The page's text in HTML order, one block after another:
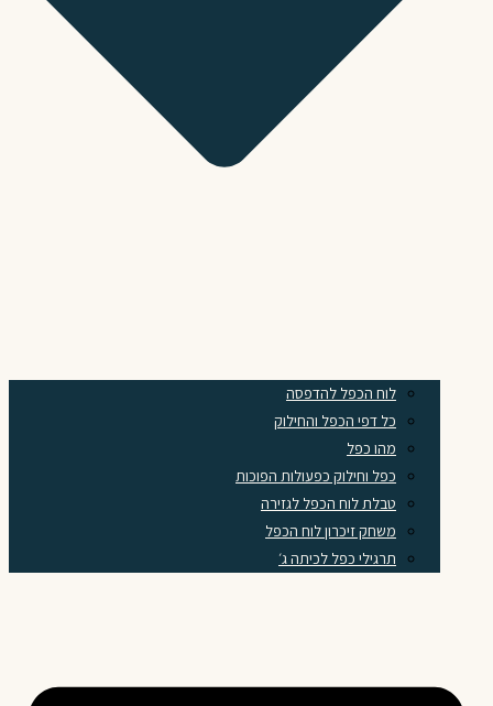
לוח הכפל להדפסה
כל דפי הכפל והחילוק
מהו כפל
כפל וחילוק כפעולות הפוכות
טבלת לוח הכפל לגזירה
משחק זיכרון לוח הכפל
תרגילי כפל לכיתה ג׳